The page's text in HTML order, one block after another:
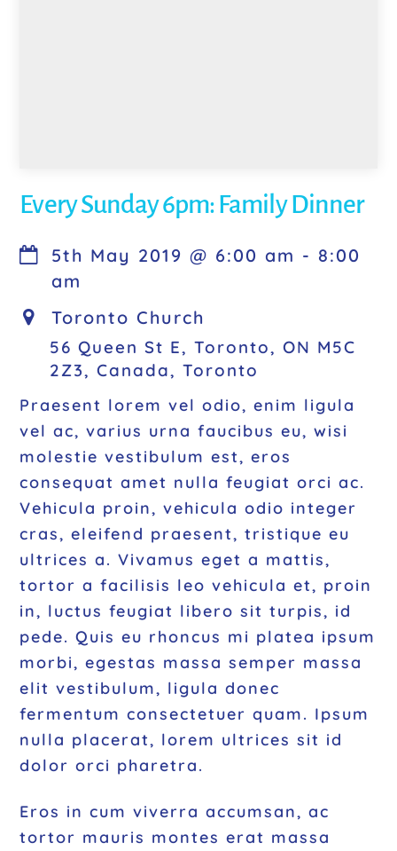
Every Sunday 6pm: Family Dinner
5th May 2019 @ 6:00 am - 8:00
am
Toronto Church
56 Queen St E, Toronto, ON M5C
2Z3, Canada, Toronto
Praesent lorem vel odio, enim ligula
vel ac, varius urna faucibus eu, wisi
molestie vestibulum est, eros
consequat amet nulla feugiat orci ac.
Vehicula proin, vehicula odio integer
cras, eleifend praesent, tristique eu
ultrices a. Vivamus eget a mattis,
tortor a facilisis leo vehicula et, proin
in, luctus feugiat libero sit turpis, id
pede. Quis eu rhoncus mi platea ipsum
morbi, egestas massa semper massa
elit vestibulum, ligula donec
fermentum consectetuer quam. Ipsum
nulla placerat, lorem ultrices sit id
dolor orci pharetra.
Eros in cum viverra accumsan, ac
tortor mauris montes erat massa